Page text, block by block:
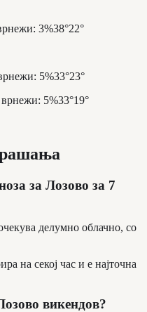
: 3%38°22°
: 5%33°23°
врнежи: 5%33°19°
за Лозово за 7
делумно облачно, со
на секој час и е најточна
викендов?